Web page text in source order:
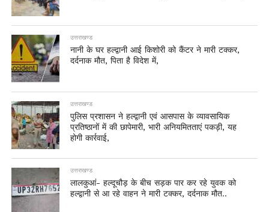
उत्तराखण्ड
नानी के घर हल्द्वानी आई किशोरी को कैंटर ने मारी टक्कर,
दर्दनाक मौत, पिता है विदेश में,
उत्तराखण्ड
पुलिस प्रशासन ने हल्द्वानी एवं आसपास के व्यावसायिक
प्रतिष्ठानों में की छापेमारी, भारी अनियमितताएं पकड़ी, यह
होगी कार्रवाई,
उत्तराखण्ड
लालकुआं- हल्दूचौड़ के बीच सड़क पार कर रहे युवक को
हल्द्वानी से आ रहे वाहन ने मारी टक्कर, दर्दनाक मौत..